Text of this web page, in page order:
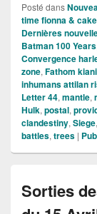
Posté dans
time fionna & cake
Dernières
Batman 100 Years
Convergence
zone, Fathom kiani
inhumans attilan
Letter 44, mantle,
Hulk, postal,
clandestiny, Siege,
battles, trees |
Sorties